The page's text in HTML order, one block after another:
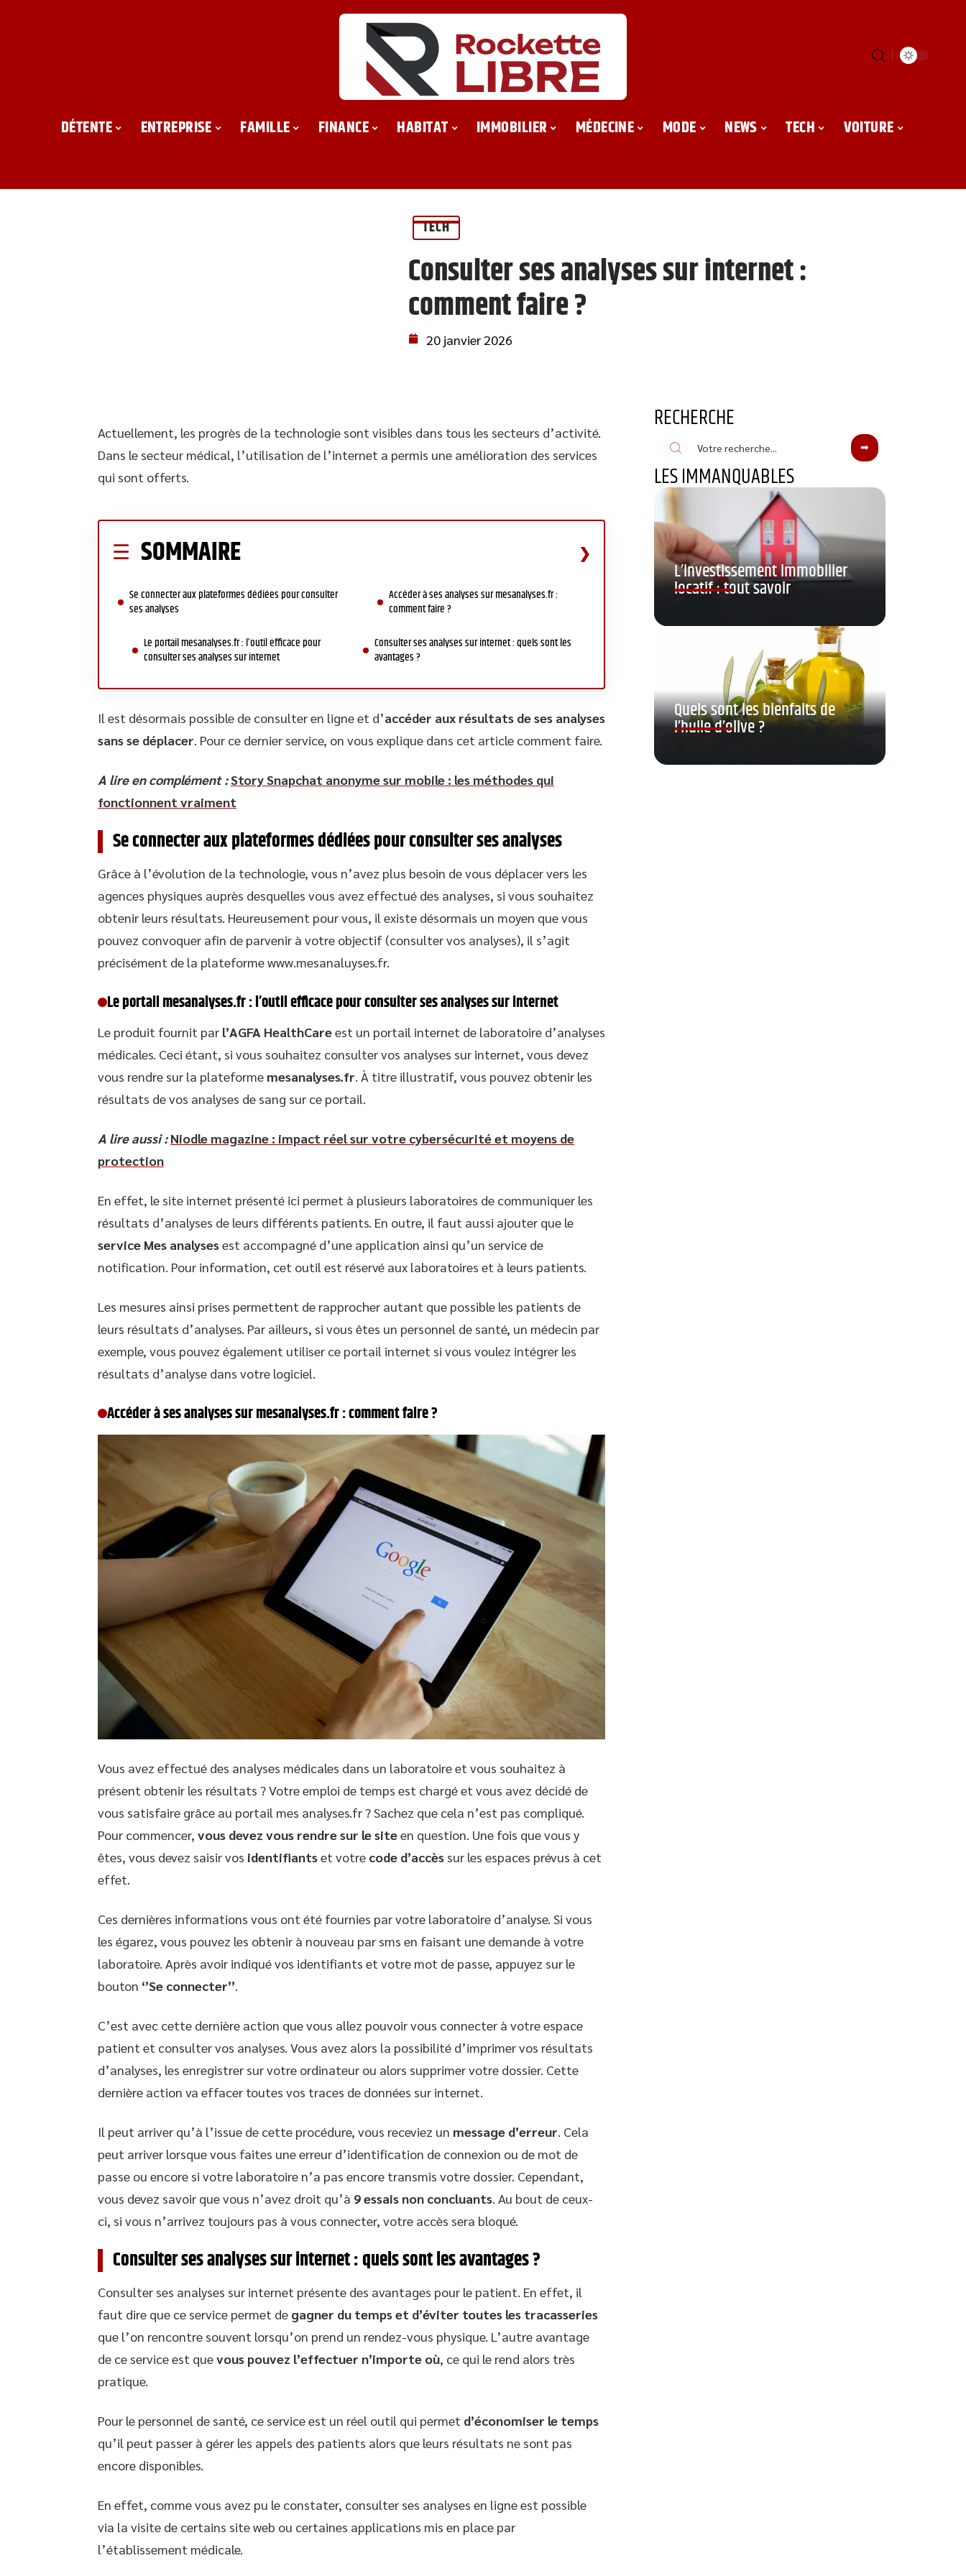
DÉTENTE ENTREPRISE FAMILLE FINANCE HABITAT IMMOBILIER MÉDECINE MODE NEWS TECH VOITURE
TECH
Consulter ses analyses sur internet :
comment faire ?
20 janvier 2026
Actuellement, les progrès de la technologie sont visibles dans tous les secteurs d’activité.
Dans le secteur médical, l’utilisation de l’internet a permis une amélioration des services
qui sont offerts.
SOMMAIRE
Se connecter aux plateformes dédiées pour consulter
ses analyses
Le portail mesanalyses.fr : l’outil efficace pour
consulter ses analyses sur internet
Accéder à ses analyses sur mesanalyses.fr :
comment faire ?
Consulter ses analyses sur internet : quels sont les
avantages ?
Il est désormais possible de consulter en ligne et d’accéder aux résultats de ses analyses
sans se déplacer . Pour ce dernier service, on vous explique dans cet article comment faire.
A lire en complément : Story Snapchat anonyme sur mobile : les méthodes qui
fonctionnent vraiment
Se connecter aux plateformes dédiées pour consulter ses analyses
Grâce à l’évolution de la technologie, vous n’avez plus besoin de vous déplacer vers les
agences physiques auprès desquelles vous avez effectué des analyses, si vous souhaitez
obtenir leurs résultats. Heureusement pour vous, il existe désormais un moyen que vous
pouvez convoquer afin de parvenir à votre objectif (consulter vos analyses), il s’agit
précisément de la plateforme www.mesanaluyses.fr.
Le portail mesanalyses.fr : l’outil efficace pour consulter ses analyses sur internet
Le produit fournit par l’AGFA HealthCareest un portail internet de laboratoire d’analyses
médicales. Ceci étant, si vous souhaitez consulter vos analyses sur internet, vous devez
vous rendre sur la plateforme mesanalyses.fr . À titre illustratif, vous pouvez obtenir les
résultats de vos analyses de sang sur ce portail.
A lire aussi : Niodle magazine : impact réel sur votre cybersécurité et moyens de
protection
En effet, le site internet présenté ici permet à plusieurs laboratoires de communiquer les
résultats d’analyses de leurs différents patients. En outre, il faut aussi ajouter que le
service Mes analysesest accompagné d’une application ainsi qu’un service de
notification. Pour information, cet outil est réservé aux laboratoires et à leurs patients.
Les mesures ainsi prises permettent de rapprocher autant que possible les patients de
leurs résultats d’analyses. Par ailleurs, si vous êtes un personnel de santé, un médecin par
exemple, vous pouvez également utiliser ce portail internet si vous voulez intégrer les
résultats d’analyse dans votre logiciel.
Accéder à ses analyses sur mesanalyses.fr : comment faire ?
Vous avez effectué des analyses médicales dans un laboratoire et vous souhaitez à
présent obtenir les résultats ? Votre emploi de temps est chargé et vous avez décidé de
vous satisfaire grâce au portail mes analyses.fr ? Sachez que cela n’est pas compliqué.
Pour commencer, vous devez vous rendre sur le siteen question. Une fois que vous y
êtes, vous devez saisir vos identifiantset votre code d’accès sur les espaces prévus à cet
effet.
Ces dernières informations vous ont été fournies par votre laboratoire d’analyse. Si vous
les égarez, vous pouvez les obtenir à nouveau par sms en faisant une demande à votre
laboratoire. Après avoir indiqué vos identifiants et votre mot de passe, appuyez sur le
bouton ‘’Se connecter’’.
C’est avec cette dernière action que vous allez pouvoir vous connecter à votre espace
patient et consulter vos analyses. Vous avez alors la possibilité d’imprimer vos résultats
d’analyses, les enregistrer sur votre ordinateur ou alors supprimer votre dossier. Cette
dernière action va effacer toutes vos traces de données sur internet.
Il peut arriver qu’à l’issue de cette procédure, vous receviez un message d’erreur. Cela
peut arriver lorsque vous faites une erreur d’identification de connexion ou de mot de
passe ou encore si votre laboratoire n’a pas encore transmis votre dossier. Cependant,
vous devez savoir que vous n’avez droit qu’à 9 essais non concluants. Au bout de ceux-
ci, si vous n’arrivez toujours pas à vous connecter, votre accès sera bloqué.
Consulter ses analyses sur internet : quels sont les avantages ?
Consulter ses analyses sur internet présente des avantages pour le patient. En effet, il
faut dire que ce service permet de gagner du tempset d’éviter toutes les tracasseries
que l’on rencontre souvent lorsqu’on prend un rendez-vous physique. L’autre avantage
de ce service est quevous pouvez l’effectuer n’importe où, ce qui le rend alors très
pratique.
Pour le personnel de santé, ce service est un réel outil qui permet d’économiser le temps
qu’il peut passer à gérer les appels des patients alors que leurs résultats ne sont pas
encore disponibles.
En effet, comme vous avez pu le constater, consulter ses analyses en ligne est possible
via la visite de certains site web ou certaines applications mis en place par
l’établissement médicale.
RECHERCHE
LES IMMANQUABLES
L’investissement immobilier
locatif : tout savoir
Quels sont les bienfaits de
l’huile d’olive ?